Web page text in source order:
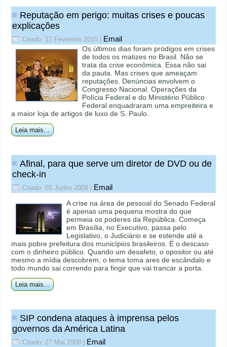
Reputação em perigo: muitas crises e poucas
explicações
Criado: 17 Fevereiro 2015 Email
Os últimos dias foram pródigos em crises
de todos os matizes no Brasil. Não se
trata da crise econômica. Essa não sai
da pauta. Mas crises que ameaçam
reputações. Denúncias envolvem o
Congresso Nacional. Operações da
Polícia Federal e do Ministério Público
Federal enquadraram uma empreiteira e
a maior loja de artigos de luxo de S. Paulo.
Leia mais...
Afinal, para que serve um diretor de DVD ou de
check-in
Criado: 03 Junho 2008 Email
A crise na área de pessoal do Senado Federal
é apenas uma pequena mostra do que
permeia os poderes da República. Começa
em Brasília, no Executivo, passa pelo
Legislativo, o Judiciário e se estende até a
mais pobre prefeitura dos municípios brasileiros. É o descaso
com o dinheiro público. Quando um desafeto, o opositor ou até
mesmo a mídia descobrem, o tema toma ares de escândalo e
todo mundo sai correndo para fingir que vai trancar a porta.
Leia mais...
SIP condena ataques à imprensa pelos
governos da América Latina
Criado: 27 Mai 2008 Email